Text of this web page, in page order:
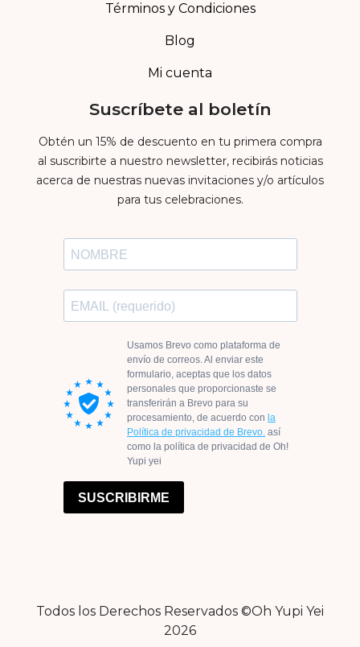
Términos y Condiciones
Blog
Mi cuenta
Suscríbete al boletín
Obtén un 15% de descuento en tu primera compra
al suscribirte a nuestro newsletter, recibirás noticias
acerca de nuestras nuevas invitaciones y/o artículos
para tus celebraciones.
Todos los Derechos Reservados ©Oh Yupi Yei
2026